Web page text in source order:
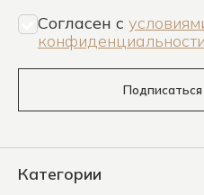
Согласен c
конфиденциальности
Категории